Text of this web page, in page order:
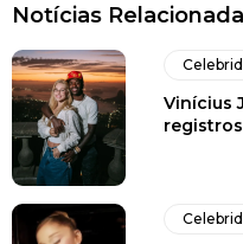
Notícias
Vinícius